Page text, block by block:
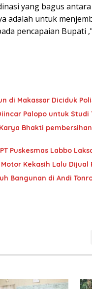
yang bagus
adalah untuk
pencapaian Bupati ,”
di Makassar Diciduk
Palopo untuk
Bhakti
Puskesmas Labbo
Kekasih Lalu Dijual
Bangunan di Andi